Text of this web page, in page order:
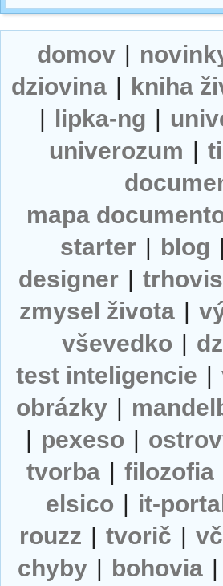
domov |
dziovina | kniha
| lipka-ng |
univerozum |
mapa
starter | blog |
designer |
zmysel života |
vševedko |
test inteligencie |
obrázky |
| pexeso |
tvorba | filozofia
elsico | it-
rouzz | tvorič |
chyby | bohovia |